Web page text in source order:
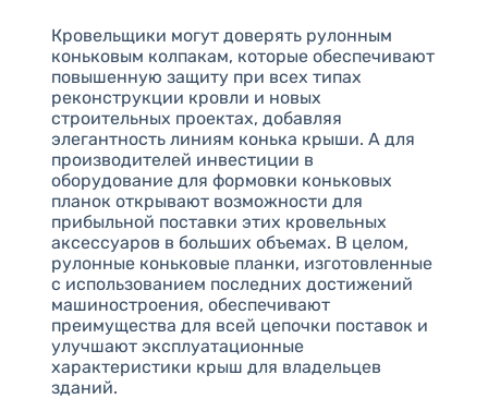
Кровельщики могут доверять рулонным
коньковым колпакам, которые обеспечивают
повышенную защиту при всех типах
реконструкции кровли и новых
строительных проектах, добавляя
элегантность линиям конька крыши. А для
производителей инвестиции в
оборудование для формовки коньковых
планок открывают возможности для
прибыльной поставки этих кровельных
аксессуаров в больших объемах. В целом,
рулонные коньковые планки, изготовленные
с использованием последних достижений
машиностроения, обеспечивают
преимущества для всей цепочки поставок и
улучшают эксплуатационные
характеристики крыш для владельцев
зданий.